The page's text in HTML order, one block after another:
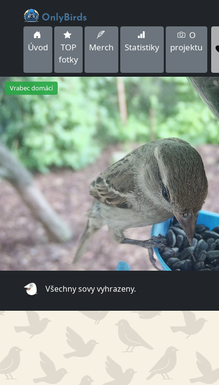
Úvod
TOP
fotky
Merch Statistiky
O
projektu
Vrabec domácí
Všechny sovy vyhrazeny.